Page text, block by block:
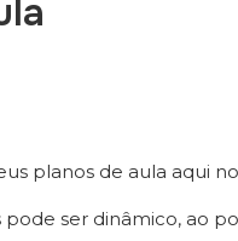
planos de aula aqui
ser dinâmico, ao